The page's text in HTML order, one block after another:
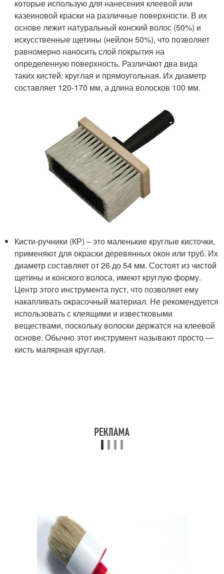
которые использую для нанесения клеевой или
казеиновой краски на различные поверхности. В их
основе лежит натуральный конский волос (50%) и
искусственные щетины (нейлон 50%), что позволяет
равномерно наносить слой покрытия на
определенную поверхность. Различают два вида
таких кистей: круглая и прямоугольная. Их диаметр
составляет 120-170 мм, а длина волосков 100 мм.
Кисти-ручники (КР) – это маленькие круглые кисточки,
применяют для окраски деревянных окон или труб. Их
диаметр составляет от 26 до 54 мм. Состоят из чистой
щетины и конского волоса, имеют круглую форму.
Центр этого инструмента пуст, что позволяет ему
накапливать окрасочный материал. Не рекомендуется
использовать с клеящими и известковыми
веществами, поскольку волоски держатся на клеевой
основе. Обычно этот инструмент называют просто —
кисть малярная круглая.